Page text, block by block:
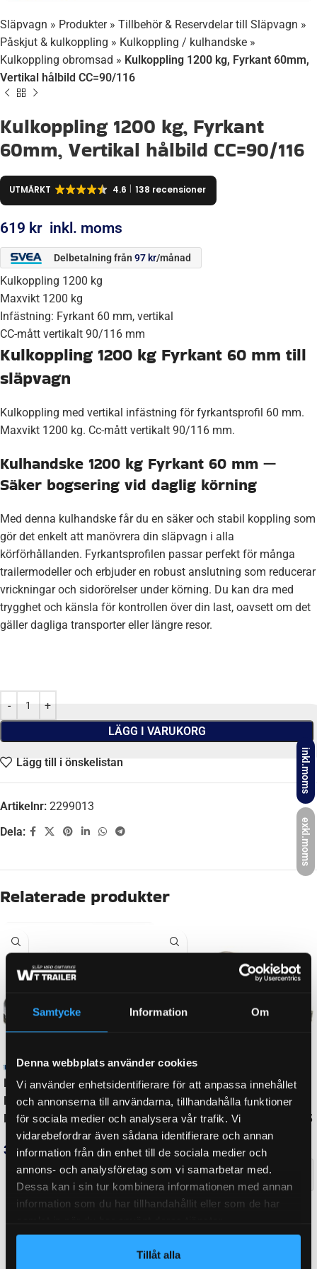
Samtycke Information Om
Denna webbplats använder cookies
Vi använder enhetsidentifierare för att anpassa innehållet
och annonserna till användarna, tillhandahålla funktioner
för sociala medier och analysera vår trafik. Vi
vidarebefordrar även sådana identifierare och annan
information från din enhet till de sociala medier och
annons- och analysföretag som vi samarbetar med.
Dessa kan i sin tur kombinera informationen med annan
information som du har tillhandahållit eller som de har
Tillåt alla
inkl.moms
exkl.moms
Släpvagn » Produkter» Tillbehör & Reservdelar till Släpvagn »
Påskjut & kulkoppling » Kulkoppling / kulhandske »
Kulkoppling obromsad » Kulkoppling 1200 kg, Fyrkant 60mm,
Vertikal hålbild CC=90/116
Kulkoppling 1200 kg, Fyrkant
60mm, Vertikal hålbild CC=90/116
UTMÄRKT 4.6 138 recensioner
619 kr inkl. moms
Delbetalning från 97 kr/månad
Kulkoppling 1200 kg
Maxvikt 1200 kg
Infästning: Fyrkant 60 mm, vertikal
CC-mått vertikalt 90/116 mm
Kulkoppling 1200 kg Fyrkant 60 mm till
släpvagn
Kulkoppling med vertikal infästning för fyrkantsprofil 60 mm.
Maxvikt 1200 kg. Cc-mått vertikalt 90/116 mm.
Kulhandske 1200 kg Fyrkant 60 mm —
Säker bogsering vid daglig körning
Med denna kulhandske får du en säker och stabil koppling som
gör det enkelt att manövrera din släpvagn i alla
körförhållanden. Fyrkantsprofilen passar perfekt för många
trailermodeller och erbjuder en robust anslutning som reducerar
vrickningar och sidorörelser under körning. Du kan dra med
trygghet och känsla för kontrollen över din last, oavsett om det
gäller dagliga transporter eller längre resor.
LÄGG I VARUKORG
Lägg till i önskelistan
Artikelnr: 2299013
Dela:
Beskrivning
TOTALVIKT 1200 kg
MÅTT PÅ RÖR
DIAMETER FÖR KULA
VERTIKAL CC-HÅLBILD